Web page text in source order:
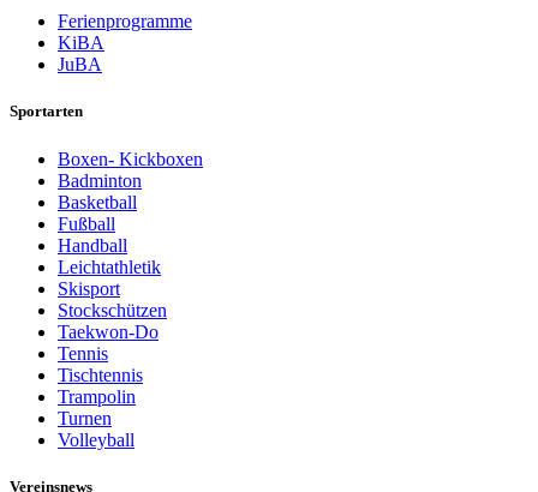
Ferienprogramme
KiBA
JuBA
Sportarten
Boxen- Kickboxen
Badminton
Basketball
Fußball
Handball
Leichtathletik
Skisport
Stockschützen
Taekwon-Do
Tennis
Tischtennis
Trampolin
Turnen
Volleyball
Vereinsnews